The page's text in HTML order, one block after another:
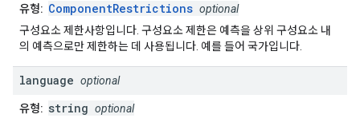
유형: ComponentRestrictions optional
구성요소 제한사항입니다. 구성요소 제한은 예측을 상위 구성요소 내
의 예측으로만 제한하는 데 사용됩니다. 예를 들어 국가입니다.
language optional
유형: string optional